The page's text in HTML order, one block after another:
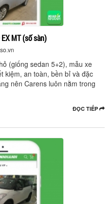
MT (số sàn)
(giống sedan 5+2), mẫu xe
kiệm, an toàn, bền bỉ và đặc
nên Carens luôn nằm trong
ĐỌC TIẾP